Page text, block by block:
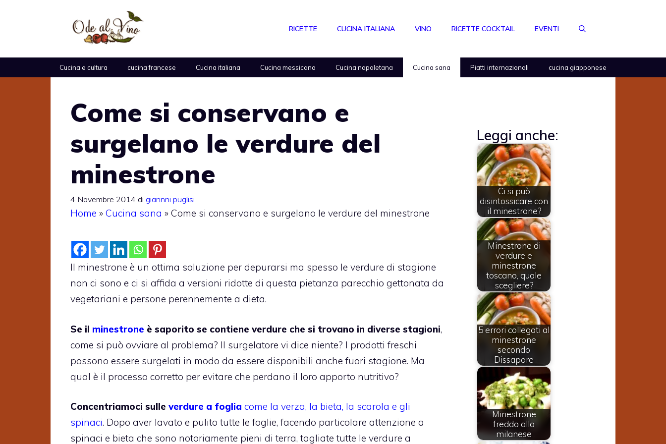
RICETTE CUCINA ITALIANA VINO RICETTE COCKTAIL EVENTI
Cucina e cultura cucina francese Cucina italiana Cucina messicana Cucina napoletana Cucina sana Piatti internazionali cucina giapponese
Come si conservano e
surgelano le verdure del
minestrone
4 Novembre 2014 di giannni puglisi
Home » Cucina sana » Come si conservano e surgelano le verdure del minestrone
Il minestrone è un ottima soluzione per depurarsi ma spesso le verdure di stagione
non ci sono e ci si affida a versioni ridotte di questa pietanza parecchio gettonata da
vegetariani e persone perennemente a dieta.
Se il minestrone è saporito se contiene verdure che si trovano in diverse stagioni,
come si può ovviare al problema? Il surgelatore vi dice niente? I prodotti freschi
possono essere surgelati in modo da essere disponibili anche fuori stagione. Ma
qual è il processo corretto per evitare che perdano il loro apporto nutritivo?
Concentriamoci sulle verdure a foglia come la verza, la bieta, la scarola e gli
spinaci. Dopo aver lavato e pulito tutte le foglie, facendo particolare attenzione a
spinaci e bieta che sono notoriamente pieni di terra, tagliate tutte le verdure a
Leggi anche:
Ci si può
disintossicare con
il minestrone?
Minestrone di
verdure e
minestrone
toscano, quale
scegliere?
5 errori collegati al
minestrone
secondo
Dissapore
Minestrone
freddo alla
milanese